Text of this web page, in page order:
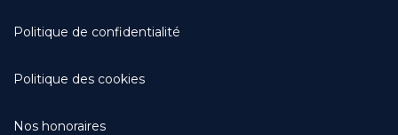
Politique de confidentialité
Politique des cookies
Nos honoraires